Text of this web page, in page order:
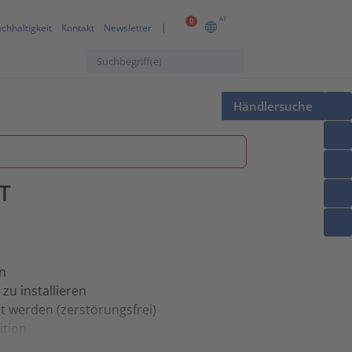
0 AT
Kontakt Newsletter
Händlersuche
installieren
werden (zerstörungsfrei)